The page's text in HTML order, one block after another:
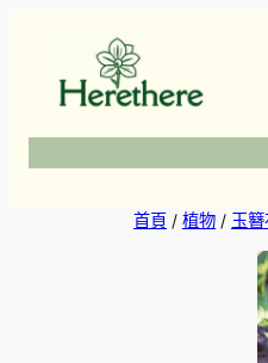
首頁 / 植物 / 玉